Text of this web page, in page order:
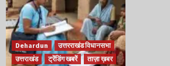
Dehardun
उत्तरराखंड विधानसभा
उत्तराखंड
ट्रेंडिंग खबरें
ताज़ा ख़बर